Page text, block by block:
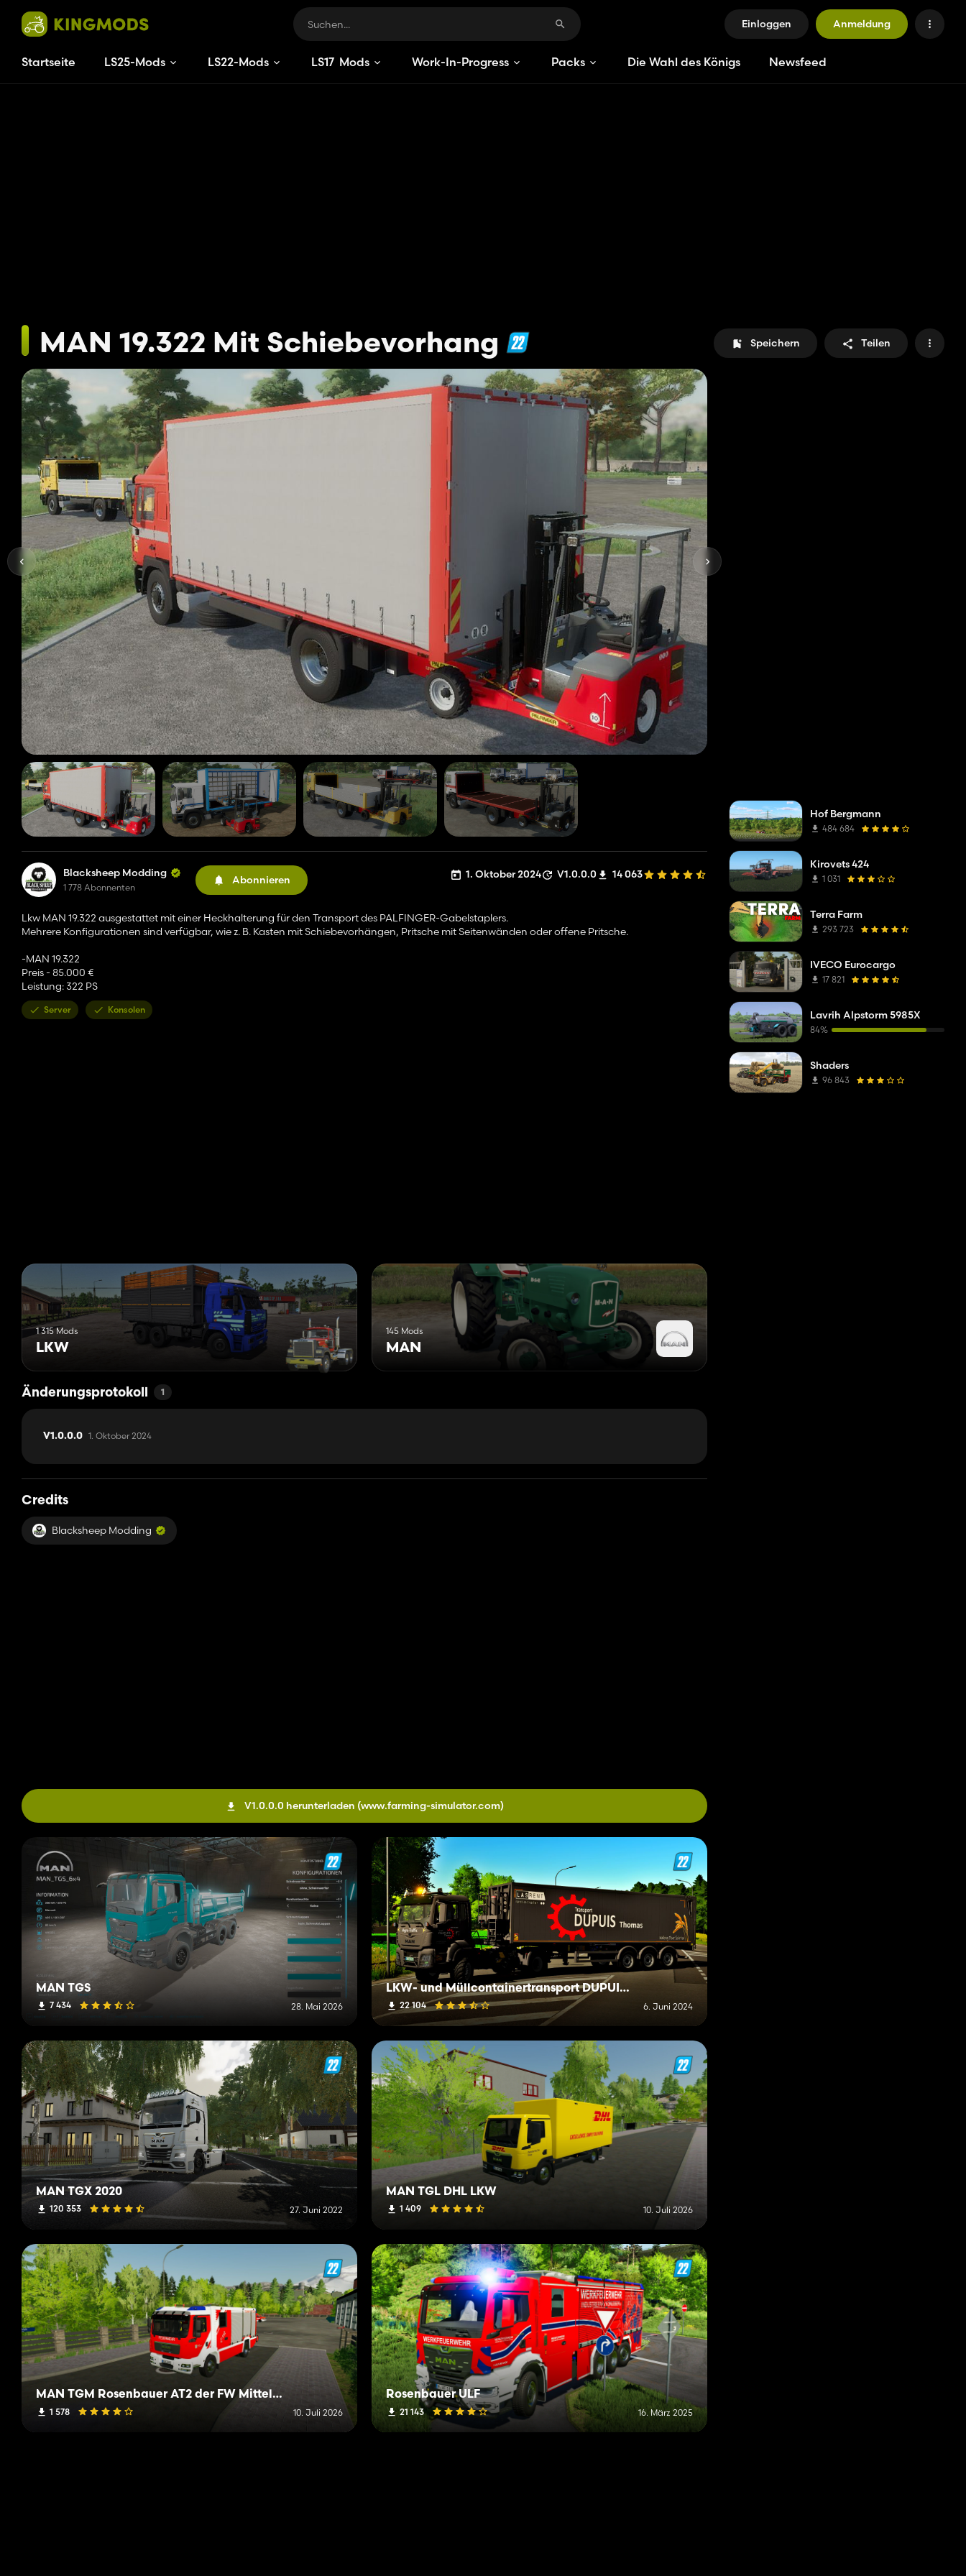
Einloggen Anmeldung
Startseite LS25-Mods LS22-Mods LS17 Mods Work-In-Progress Packs Die Wahl des Königs Newsfeed
MAN 19.322 Mit Schiebevorhang Speichern Teilen
Blacksheep Modding
1 778 Abonnenten
Abonnieren 1. Oktober 2024 V1.0.0.0 14 063
Lkw MAN 19.322 ausgestattet mit einer Heckhalterung für den Transport des PALFINGER-Gabelstaplers.
Mehrere Konfigurationen sind verfügbar, wie z. B. Kasten mit Schiebevorhängen, Pritsche mit Seitenwänden oder offene Pritsche.
-MAN 19.322
Preis - 85.000 €
Leistung: 322 PS
Server Konsolen
1 315 Mods
LKW
145 Mods
MAN
Änderungsprotokoll 1
V1.0.0.0 1. Oktober 2024
Credits
Blacksheep Modding
V1.0.0.0 herunterladen (www.farming-simulator.com)
MAN TGS
7 434 28. Mai 2026
LKW- und Müllcontainertransport DUPUIS Thomas IRL
22 104 6. Juni 2024
MAN TGX 2020
120 353 27. Juni 2022
MAN TGL DHL LKW
1 409 10. Juli 2026
MAN TGM Rosenbauer AT2 der FW Mittelberg
1 578 10. Juli 2026
Rosenbauer ULF
21 143 16. März 2025
Hof Bergmann
484 684
Kirovets 424
1 031
Terra Farm
293 723
IVECO Eurocargo
17 821
Lavrih Alpstorm 5985X
84%
Shaders
96 843